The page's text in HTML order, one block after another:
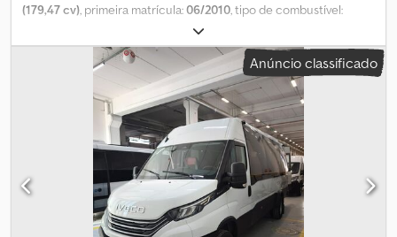
(179,47 cv), primeira matrícula:06/2010, tipo de combustível:
, tipo de engrenagem:
classe de emissão:Euro 4, cor:azul, travões:retardador, Ano de
, Equipamento:
ABS, aquecedor estacionário,
Anúncio classificado